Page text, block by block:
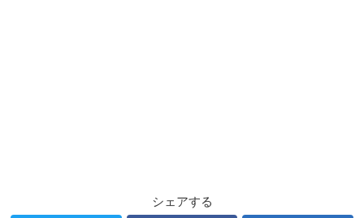
シェアする